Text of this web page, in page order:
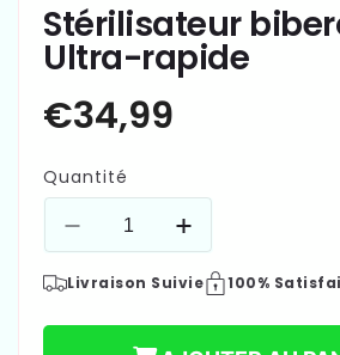
Stérilisateur
Ultra-rapide
Quantité
Réduire
quantité
Augmenter
quantité
Livraison Suivie 100%